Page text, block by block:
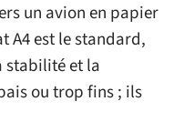
un avion en papier
A4 est le standard,
stabilité et la
ou trop fins ; ils